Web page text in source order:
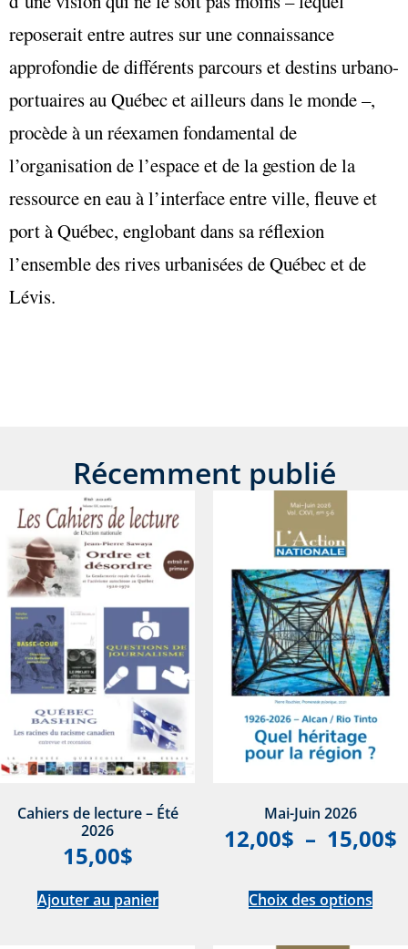
reposerait entre autres sur une connaissance
approfondie de différents parcours et destins urbano-
portuaires au Québec et ailleurs dans le monde –,
procède à un réexamen fondamental de
l’organisation de l’espace et de la gestion de la
ressource en eau à l’interface entre ville, fleuve et
port à Québec, englobant dans sa réflexion
l’ensemble des rives urbanisées de Québec et de
Lévis.
Récemment publié
Cahiers de lecture – Été
2026
15,00$
Ajouter au panier
Mai-Juin 2026
12,00$ – 15,00$
Choix des options